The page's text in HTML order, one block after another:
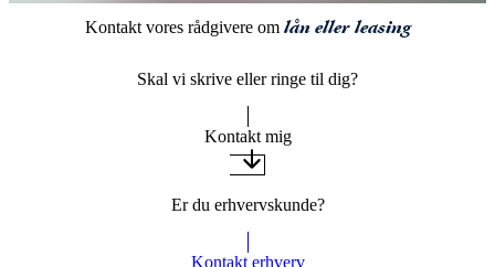
Kontakt vores rådgivere om lån eller leasing
Skal vi skrive eller ringe til dig?
Kontakt mig
Er du erhvervskunde?
Kontakt erhverv